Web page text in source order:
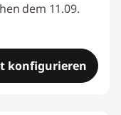
dem 11.09.
konfigurieren